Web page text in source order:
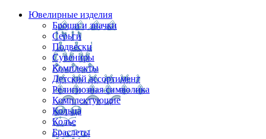
Ювелирные изделия
Броши и значки
Серьги
Подвески
Сувениры
Комплекты
Детский ассортимент
Религиозная символика
Комплектующие
Кольца
Колье
Браслеты